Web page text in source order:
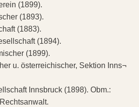
(1899).
(1893).
(1883).
(1894).
(1899).
u. österreichischer, Sektion Inns¬
Innsbruck (1898). Obm.: